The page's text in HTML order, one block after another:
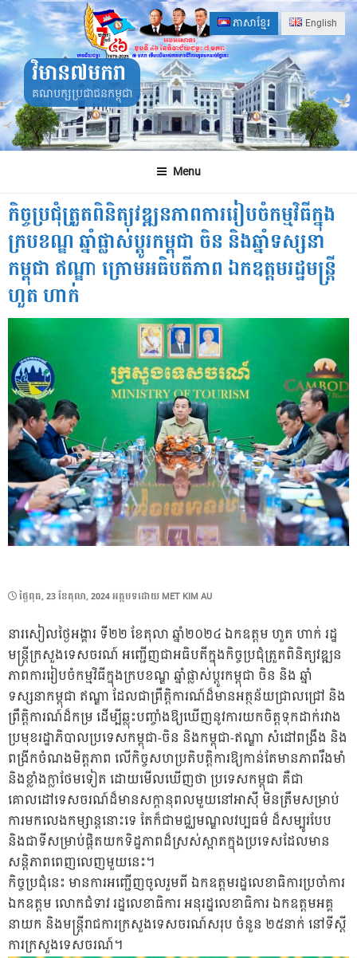
Skip
to
content
ភាសាខ្មែរ English
វិមាន៧មករា
គណបក្សប្រជាជនកម្ពុជា
Menu
កិច្ចប្រជុំត្រួតពិនិត្យវឌ្ឍនភាពការរៀបចំកម្មវិធីក្នុង
ក្របខណ្ឌ ឆ្នាំផ្លាស់ប្តូរកម្ពុជា ចិន និងឆ្នាំទស្សនា
កម្ពុជា ឥណ្ឌា ក្រោមអធិបតីភាព ឯកឧត្តមរដ្ឋមន្ត្រី
ហួត ហាក់
POSTED
ថ្ងៃ​ពុធ, 23 ខែ​តុលា, 2024អត្ថបទដោយ MET KIM AU
នារសៀលថ្ងៃអង្គារ ទី២២ ខែតុលា ឆ្នាំ២០២៤ ឯកឧត្តម ហួត ហាក់ រដ្ឋ
មន្ត្រីក្រសួងទេសចរណ៍ អញ្ជើញជាអធិបតីក្នុងកិច្ចប្រជុំត្រួតពិនិត្យវឌ្ឍន
ភាពការរៀបចំកម្មវិធីក្នុងក្របខណ្ឌ ឆ្នាំផ្លាស់ប្តូរកម្ពុជា ចិន និង ឆ្នាំ
ទស្សនាកម្ពុជា ឥណ្ឌា ដែលជាព្រឹតិ្តការណ៍ដ៏មានអត្ថន័យជ្រាលជ្រៅ និង
ព្រឹត្តិការណ៍ដ៏កម្រ ដើម្បីឆ្លុះបញ្ចាំងឱ្យឃើញនូវការយកចិត្តទុកដាក់រវាង
ប្រមុខរដ្ឋាភិបាលប្រទេសកម្ពុជា-ចិន និងកម្ពុជា-ឥណ្ឌា សំដៅពង្រឹង និង
ពង្រីកចំណងមិត្តភាព លើកិច្ចសហប្រតិបត្តិការឱ្យកាន់តែមានភាពរឹងមាំ
និងខ្លាំងក្លាថែមទៀត ដោយមើលឃើញថា ប្រទេសកម្ពុជា គឺជា
គោលដៅទេសចរណ៍ដ៏មានសក្តានុពលមួយនៅអាស៊ី មិនត្រឹមសម្រាប់
ការមកលេងកម្សាន្តនោះទេ តែក៏ជាមជ្ឈមណ្ឌលវប្បធម៌ ដ៏សម្បូរបែប
និងជាទីសម្រាប់ផ្តិតយកទិដ្ឋភាពដ៏ស្រស់ស្អាតក្នុងប្រទេសដែលមាន
សន្តិភាពពេញលេញមួយនេះ។
កិច្ចប្រជុំនេះ មានការអញ្ជើញចូលរួមពី ឯកឧត្តមរដ្ឋលេខាធិការប្រចាំការ
ឯកឧត្តម លោកជំទាវ រដ្ឋលេខាធិការ អនុរដ្ឋលេខាធិការ ឯកឧត្តមអគ្គ
នាយក និងមន្ត្រីរាជការក្រសួងទេសចរណ៍សរុប ចំនួន ២៥នាក់ នៅទីស្តី
ការក្រសួងទេសចរណ៍។